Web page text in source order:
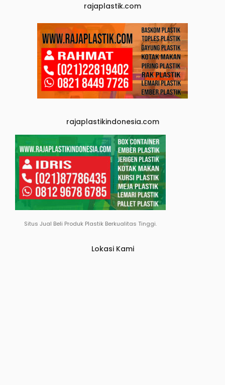
rajaplastik.com
rajaplastikindonesia.com
Situs Jual Beli Produk Plastik Berkualitas Tinggi.
Lokasi Kami